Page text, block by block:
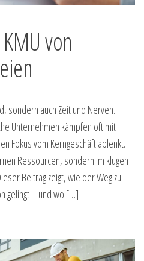
von
sondern auch Zeit und Nerven.
Unternehmen kämpfen oft mit
Fokus vom Kerngeschäft ablenkt.
Ressourcen, sondern im klugen
Beitrag zeigt, wie der Weg zu
gelingt – und wo […]